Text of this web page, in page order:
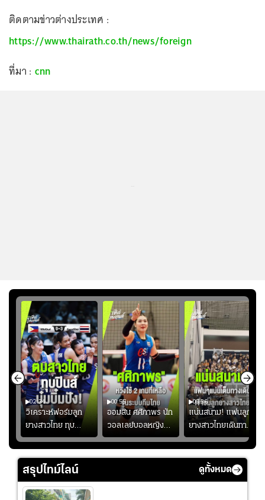
ติดตามข่าวต่างประเทศ :
https://www.thairath.co.th/news/foreign
ที่มา : cnn
02:34
วิเคราะห์ฟอร์มลูก
ยางสาวไทย ทุบ
ฟิลิปปินส์ 3-0! "บุ๋ม
บิ๋ม" คืนสนามสุดปัง
#วอลเลย์บอลชาย
ทีมชาติไทย
00:55
ออมสิน ศศิภาพร นัก
วอลเลย์บอลหญิงทีม
ชาติไทย หวังใช้ 2
เกมที่เหลือ ปรับจู
00:36
แน่นสนาม! แฟนลูก
ยางสาวไทยเดินทาง
เข้ามาเชียร์สาวไทย
อย่างคึกคัก เพื่อให้
กำลังใจ ก่อนที่สาว
สรุปไทม์ไลน์ ดูทั้งหมด